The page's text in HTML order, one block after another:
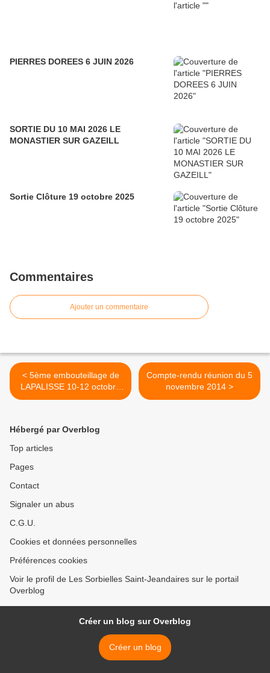
PIERRES DOREES 6 JUIN 2026
SORTIE DU 10 MAI 2026 LE
MONASTIER SUR GAZEILL
Sortie Clôture 19 octobre 2025
Commentaires
Ajouter un commentaire
< 5ème embouteillage de
LAPALISSE 10-12 octobre
2014
Compte-rendu réunion du 5
novembre 2014 >
Hébergé par Overblog
Top articles
Pages
Contact
Signaler un abus
C.G.U.
Cookies et données personnelles
Préférences cookies
Voir le profil de Les Sorbielles Saint-Jeandaires sur le portail
Overblog
Créer un blog sur Overblog
Créer un blog